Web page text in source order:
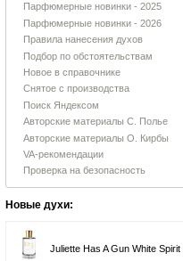
Парфюмерные новинки - 2025
Парфюмерные новинки - 2026
Правила нанесения духов
Подбор по обстоятельствам
Новое в справочнике
Снятое с производства
Поиск Яндексом
Авторские материалы С. Полье
Авторские материалы О. Кирбы
VA-рекомендации
Проверка на безопасность
Новые духи:
Juliette Has A Gun White Spirit